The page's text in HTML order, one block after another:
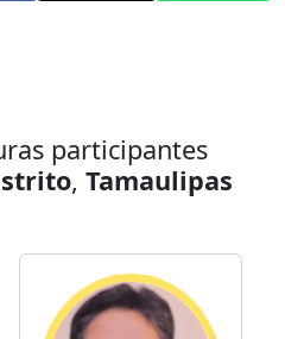
participantes
, Tamaulipas